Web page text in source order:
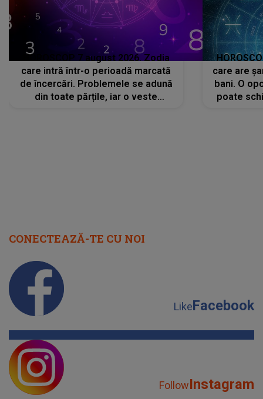
HOROSCOP 7 august 2026. Zodia
care intră într-o perioadă marcată
de încercări. Problemele se adună
din toate părțile, iar o veste
care are
bani. O
poate
CONECTEAZĂ-TE CU NOI
LikeFacebook
FollowInstagram